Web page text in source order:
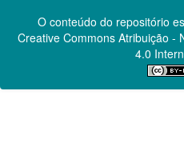
O conteúdo do repositório
Creative CommonsAtribuição -
4.0